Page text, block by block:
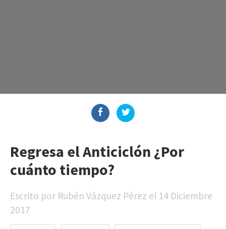
Regresa el Anticiclón ¿Por
cuánto tiempo?
Escrito por Rubén Vázquez Pérez el 14 Diciembre
2017